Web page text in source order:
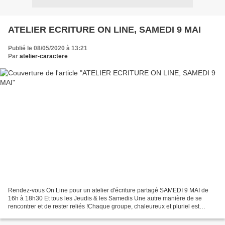
ATELIER ECRITURE ON LINE, SAMEDI 9 MAI
Publié le 08/05/2020 à 13:21
Par atelier-caractere
Rendez-vous On Line pour un atelier d'écriture partagé SAMEDI 9 MAI de
16h à 18h30 Et tous les Jeudis & les Samedis Une autre manière de se
rencontrer et de rester reliés !Chaque groupe, chaleureux et pluriel est